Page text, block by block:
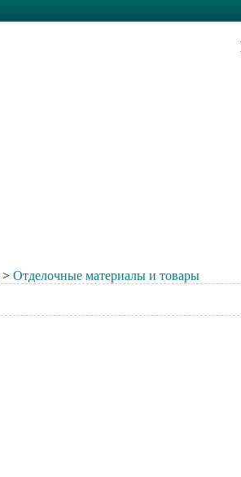
> Отделочные материалы и товары